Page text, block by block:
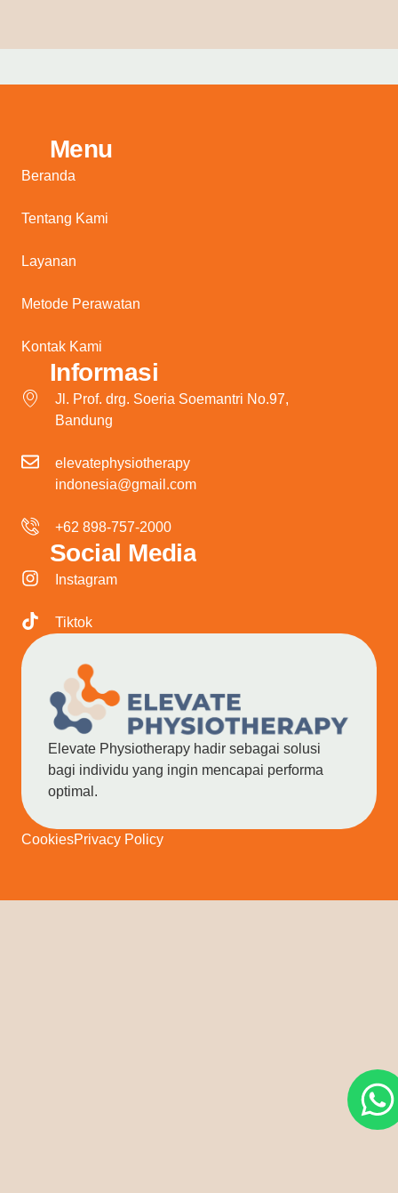
Menu
Beranda
Tentang Kami
Layanan
Metode Perawatan
Kontak Kami
Informasi
Jl. Prof. drg. Soeria Soemantri No.97,
Bandung
elevatephysiotherapy
indonesia@gmail.com
+62 898-757-2000
Social Media
Instagram
Tiktok
Elevate Physiotherapy hadir sebagai solusi
bagi individu yang ingin mencapai performa
optimal.
CookiesPrivacy Policy